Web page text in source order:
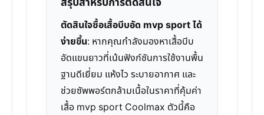
ตัดสินใจซื้อเสื้อบีบอัด mvp sport ได้
ง่ายขึ้น: หากคุณกำลังมองหาเสื้อบีบ
อัดแขนยาวที่เน้นฟังก์ชันการใช้งานพื้น
ฐานดีเยี่ยม แห้งไว ระบายอากาศ และ
ช่วยซัพพอร์ตกล้ามเนื้อในราคาที่คุ้มค่า
เสื้อ mvp sport Coolmax ตัวนี้คือ